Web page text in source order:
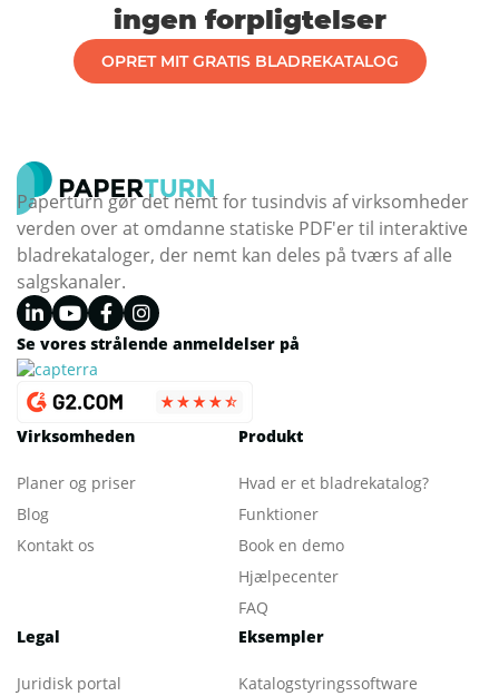
ingen forpligtelser
OPRET MIT GRATIS BLADREKATALOG
Paperturn gør det nemt for tusindvis af virksomheder
verden over at omdanne statiske PDF'er til interaktive
bladrekataloger, der nemt kan deles på tværs af alle
salgskanaler.
Se vores strålende anmeldelser på
Virksomheden
Planer og priser
Blog
Kontakt os
Produkt
Hvad er et bladrekatalog?
Funktioner
Book en demo
Hjælpecenter
FAQ
Legal
Juridisk portal
Eksempler
Katalogstyringssoftware